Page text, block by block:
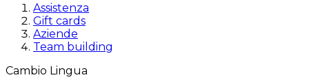
Assistenza
Gift cards
Aziende
Team building
Cambio Lingua